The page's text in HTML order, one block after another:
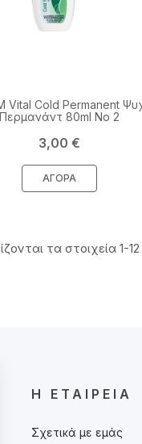
Vital Cold Permanent
80ml No 2
Τιμή
3,00 €
ΑΓΟΡΆ
τα στοιχεία 1-
Η ΕΤΑΙΡΕΊΑ
Σχετικά με εμάς